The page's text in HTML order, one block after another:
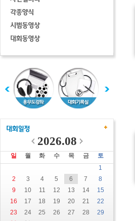
2026.08
일 월 화 수 목 금
토
1
2
3 4 5 6 7
8
9
10 11 12 13 14
15
16
17 18 19 20 21
22
23
24 25 26 27 28
29